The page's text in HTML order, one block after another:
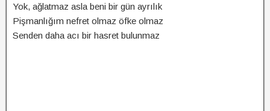
Yok, ağlatmaz asla beni bir gün ayrılık
Pişmanlığım nefret olmaz öfke olmaz
Senden daha acı bir hasret bulunmaz